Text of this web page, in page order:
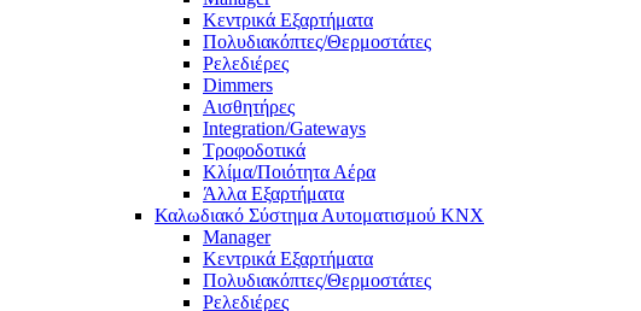
Κεντρικά Εξαρτήματα
Πολυδιακόπτες/Θερμοστάτες
Ρελεδιέρες
Dimmers
Αισθητήρες
Integration/Gateways
Τροφοδοτικά
Κλίμα/Ποιότητα Αέρα
Άλλα Εξαρτήματα
Καλωδιακό Σύστημα Αυτοματισμού KNX
Manager
Κεντρικά Εξαρτήματα
Πολυδιακόπτες/Θερμοστάτες
Ρελεδιέρες